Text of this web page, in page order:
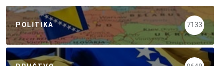
POLITIKA 7133